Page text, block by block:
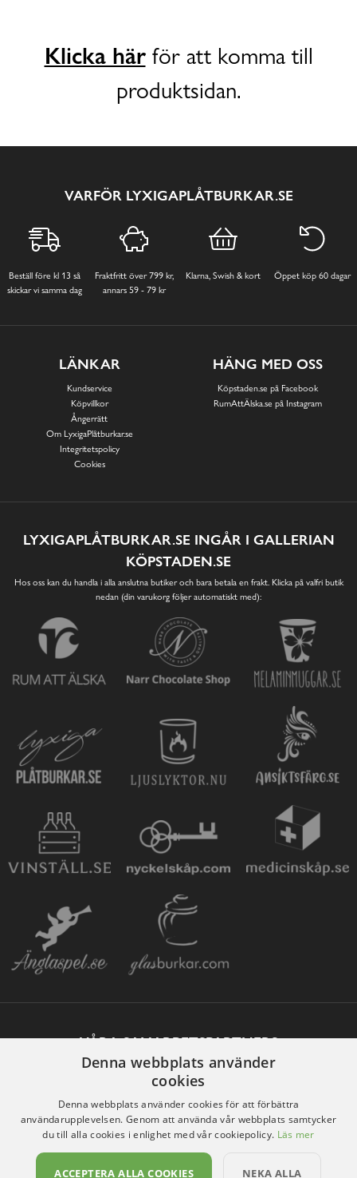
Klicka härför att komma till
produktsidan.
VARFÖR LYXIGAPLÅTBURKAR.SE
Beställ före kl 13 så
skickar vi samma dag
Fraktfritt över 799 kr,
annars 59 - 79 kr
Klarna, Swish & kort Öppet köp 60 dagar
LÄNKAR
Kundservice
Köpvillkor
Ångerrätt
Om LyxigaPlåtburkar.se
Integritetspolicy
Cookies
HÄNG MED OSS
Köpstaden.se på Facebook
RumAttÄlska.se på Instagram
LYXIGAPLÅTBURKAR.SE INGÅR I GALLERIAN
KÖPSTADEN.SE
Hos oss kan du handla i alla anslutna butiker och bara betala en frakt. Klicka på valfri butik
nedan (din varukorg följer automatiskt med):
VÅRA SAMARBETSPARTNERS
Denna webbplats använder
cookies
Denna webbplats använder cookies för att förbättra
användarupplevelsen. Genom att använda vår webbplats samtycker
du till alla cookies i enlighet med vår cookiepolicy. Läs mer
ACCEPTERA ALLA COOKIES NEKA ALLA